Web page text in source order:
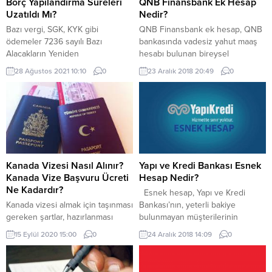
Borç Yapılandırma Süreleri
Uzatıldı Mı?
Bazı vergi, SGK, KYK gibi
ödemeler 7236 sayılı Bazı
Alacakların Yeniden
Yapılandırılması’na ilişkin kanunla
yapılandırma kapsamına alınmıştı.
Yapılandırmayla birlikte devlete
borcu olan kişilere borcunu
kolayca ödeyebilmeleri için
kolaylık sağlandı. 7236 sayılı bu
kanunla başvuru için öngörülen
süre 31 Ağustos tarihine kadardı.
Ancak Cumhurbaşkanı imzasıyla
yayımlanan yeni karara göre son
başvuru...
28 Ağustos 2021 10:10 0
QNB Finansbank Ek Hesap
Nedir?
QNB Finansbank ek hesap, QNB
bankasında vadesiz yahut maaş
hesabı bulunan bireysel
müşterilere sunulan ve hesapta
bakiye olmasa dahi bankacılık
veren bir kredili hesap türüdür.
Nitekim QNB Finansbank, hesap
sahiplerine verdiği card finans
bulunmasa dahi para
çekebilmesine, para transferi
yapmasına...
23 Aralık 2018 20:49 0
Kanada Vizesi Nasıl Alınır?
Kanada Vize Başvuru Ücreti
Ne Kadardır?
Kanada vizesi almak için taşınması
gereken şartlar, hazırlanması
gereken evraklar ve benzeri
bilgilere ulaşmak için sitemizi
15 Eylül 2020 15:00 0
Yapı ve Kredi Bankası Esnek
Hesap Nedir?
Esnek hesap, Yapı ve Kredi
Bankası’nın, yeterli bakiye
bulunmayan müşterilerinin
hesaplarına tanımladığı ek limit
üzerinden işlemlerini yapabildiği
24 Aralık 2018 14:09 0